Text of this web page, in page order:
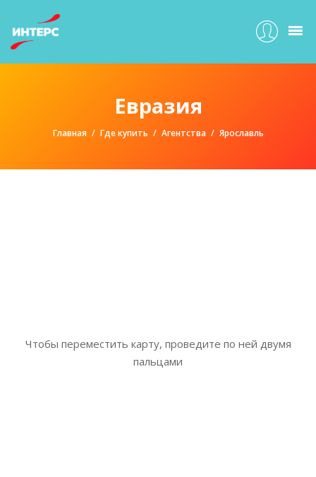
Евразия
Главная Где купить Агентства Ярославль
Чтобы переместить карту, проведите по ней двумя
пальцами